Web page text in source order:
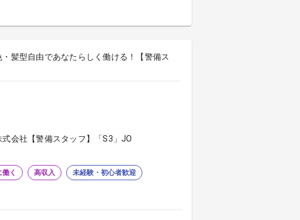
髪型自由であなたらしく働ける！【警備ス
会社【警備スタッフ】「S3」JO
く 高収入 未経験・初心者歓迎